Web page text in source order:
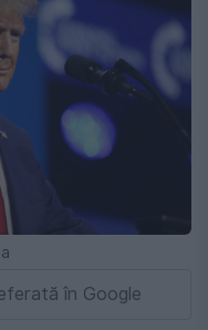
în Google